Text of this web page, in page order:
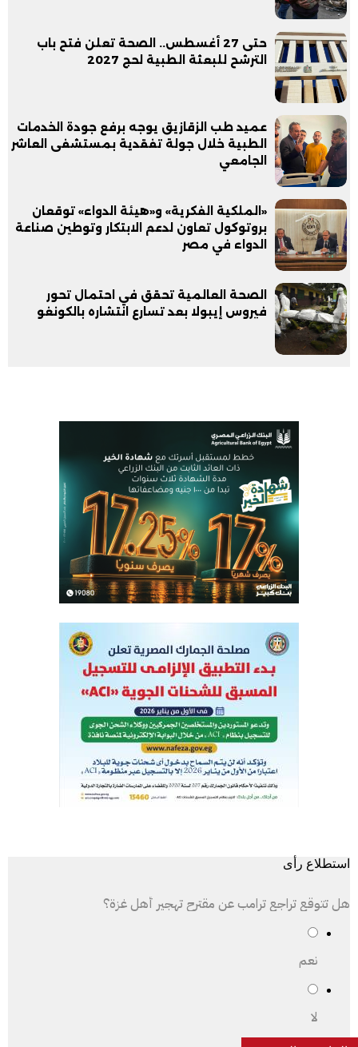
حتى 27 أغسطس.. الصحة تعلن فتح باب
الترشح للبعثة الطبية لحج 2027
عميد طب الزقازيق يوجه برفع جودة الخدمات
الطبية خلال جولة تفقدية بمستشفى العاشر
الجامعي
«الملكية الفكرية» و«هيئة الدواء» توقعان
بروتوكول تعاون لدعم الابتكار وتوطين صناعة
الدواء في مصر
الصحة العالمية تحقق في احتمال تحور
فيروس إيبولا بعد تسارع انتشاره بالكونغو
استطلاع رأى
هل تتوقع تراجع ترامب عن مقترح تهجير أهل غزة؟
نعم
لا